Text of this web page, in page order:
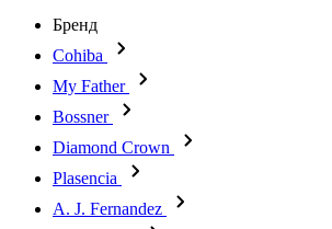
Бренд
Cohiba
My Father
Bossner
Diamond Crown
Plasencia
A. J. Fernandez